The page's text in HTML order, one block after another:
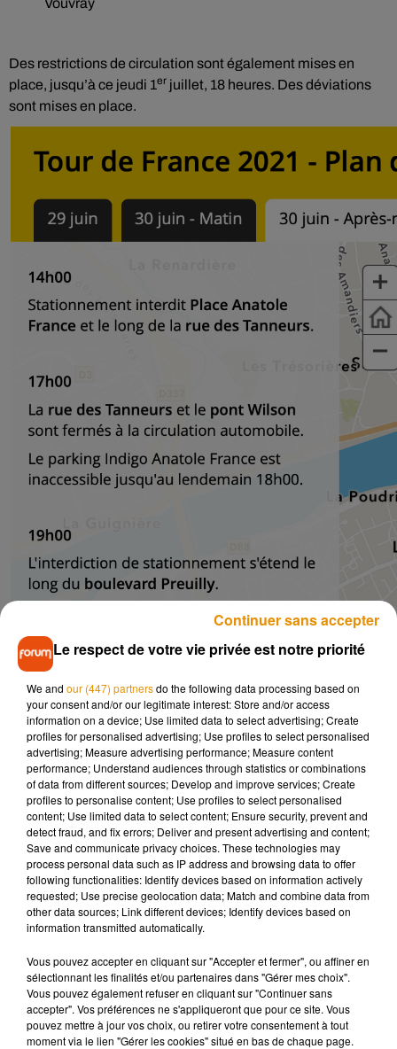
Vouvray
Des restrictions de circulation sont également mises en
place, jusqu’à ce jeudi 1er juillet, 18 heures. Des déviations
sont mises en place.
Le respect de votre vie privée est notre priorité
We and our (447) partnersdo the following data processing based on
your consent and/or our legitimate interest: Store and/or access
information on a device; Use limited data to select advertising; Create
profiles for personalised advertising; Use profiles to select personalised
advertising; Measure advertising performance; Measure content
performance; Understand audiences through statistics or combinations
of data from different sources; Develop and improve services; Create
profiles to personalise content; Use profiles to select personalised
content; Use limited data to select content; Ensure security, prevent and
detect fraud, and fix errors; Deliver and present advertising and content;
Save and communicate privacy choices. These technologies may
process personal data such as IP address and browsing data to offer
following functionalities: Identify devices based on information actively
requested; Use precise geolocation data; Match and combine data from
other data sources; Link different devices; Identify devices based on
information transmitted automatically.
Vous pouvez accepter en cliquant sur "Accepter et fermer", ou affiner en
sélectionnant les finalités et/ou partenaires dans "Gérer mes choix".
Vous pouvez également refuser en cliquant sur "Continuer sans
accepter". Vos préférences ne s'appliqueront que pour ce site. Vous
pouvez mettre à jour vos choix, ou retirer votre consentement à tout
moment via le lien "Gérer les cookies" situé en bas de chaque page.
Continuer sans accepter